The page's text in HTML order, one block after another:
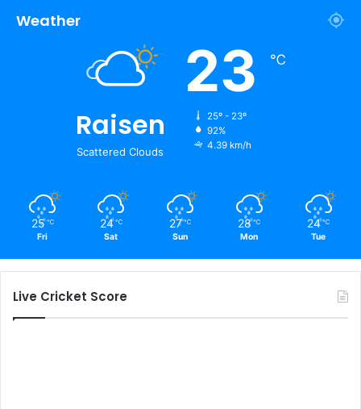
Weather
Raisen
Scattered Clouds
23 ℃
25º - 23º
92%
4.39 km/h
25 ℃
Fri
24 ℃
Sat
27 ℃
Sun
28 ℃
Mon
24 ℃
Tue
Live Cricket Score